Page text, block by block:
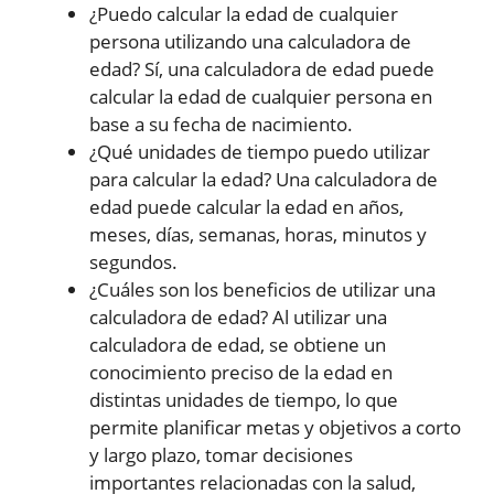
¿Puedo calcular la edad de cualquier
persona utilizando una calculadora de
edad? Sí, una calculadora de edad puede
calcular la edad de cualquier persona en
base a su fecha de nacimiento.
¿Qué unidades de tiempo puedo utilizar
para calcular la edad? Una calculadora de
edad puede calcular la edad en años,
meses, días, semanas, horas, minutos y
segundos.
¿Cuáles son los beneficios de utilizar una
calculadora de edad? Al utilizar una
calculadora de edad, se obtiene un
conocimiento preciso de la edad en
distintas unidades de tiempo, lo que
permite planificar metas y objetivos a corto
y largo plazo, tomar decisiones
importantes relacionadas con la salud,